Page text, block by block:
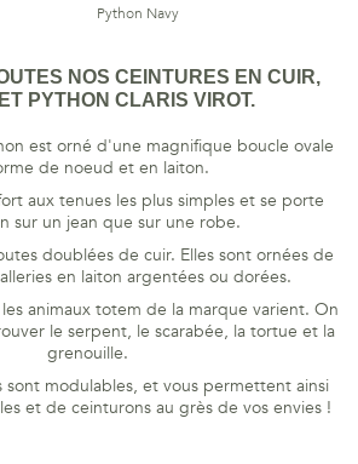
Python Navy
NOS CEINTURES EN CUIR,
PYTHON CLARIS VIROT.
est orné d'une magnifique boucle ovale
de noeud et en laiton.
aux tenues les plus simples et se porte
sur un jean que sur une robe.
doublées de cuir. Elles sont ornées de
en laiton argentées ou dorées.
animaux totem de la marque varient. On
le serpent, le scarabée, la tortue et la
grenouille.
sont modulables, et vous permettent ainsi
et de ceinturons au grès de vos envies !